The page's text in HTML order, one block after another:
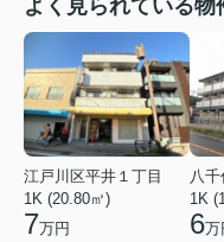
よく見られている物
江戸川区平井１丁目
1K (20.80㎡)
7万円
八
1K
6万